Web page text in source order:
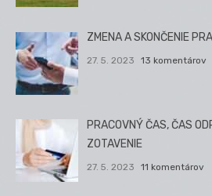
ZMENA A SKONČENIE
27. 5. 2023 13 komentárov
PRACOVNÝ ČAS, ČAS
ZOTAVENIE
27. 5. 2023 11 komentárov